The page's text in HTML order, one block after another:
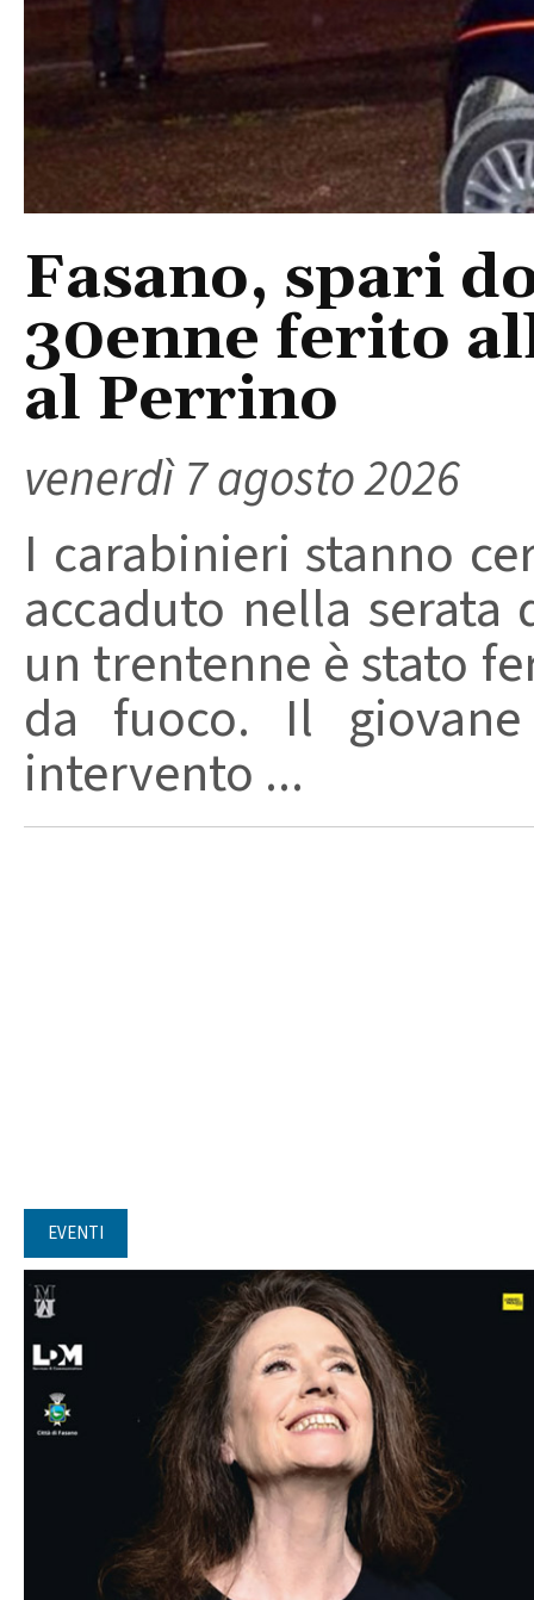
Fasano, spari
30enne ferito
al Perrino
venerdì 7 agosto 2026
I carabinieri stanno
accaduto nella serata
un trentenne è stato
da fuoco. Il
intervento ...
EVENTI